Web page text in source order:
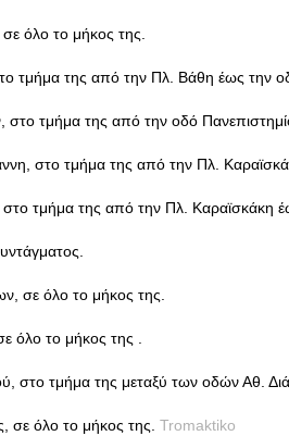
όλο το μήκος της.
τμήμα της από την Πλ. Βάθη έως την
στο τμήμα της από την οδό
στο τμήμα της από την Πλ.
στο τμήμα της από την Πλ. Καραϊσκάκη
σε όλο το μήκος της.
όλο το μήκος της .
στο τμήμα της μεταξύ των οδών Αθ.
σε όλο το μήκος της. Tromaktiko